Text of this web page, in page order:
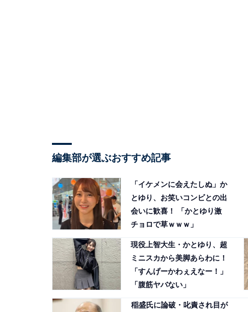
編集部が選ぶおすすめ記事
「イケメンに会えたしぬ」か
とゆり、お笑いコンビとの出
会いに歓喜！ 「かとゆり激
チョロで草ｗｗｗ」
現役上智大生・かとゆり、超
ミニスカから美脚あらわに！
「すんげーかわぇえなー！」
「腹筋ヤバない」
稲盛氏に論破・叱責され目が